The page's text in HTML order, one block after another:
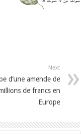
Next
d’une amende de
de francs en
Europe